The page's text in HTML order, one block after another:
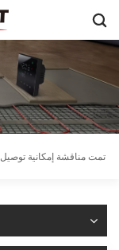
تمت مناقشة إمكانية توصيل